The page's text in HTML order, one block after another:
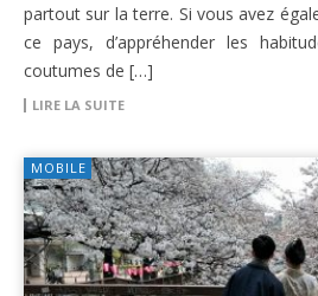
partout sur la terre. Si vous avez
ce pays, d’appréhender les
coutumes de […]
LIRE LA SUITE
MOBILE